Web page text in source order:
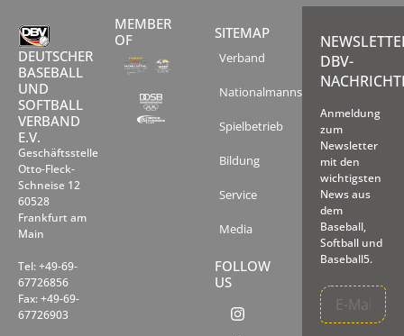
DEUTSCHER
BASEBALL
UND
SOFTBALL
VERBAND
E.V.
Geschäftsstelle
Otto-Fleck-
Schneise 12
60528
Frankfurt am
Main
Tel: +49-69-
67726856
Fax: +49-69-
67726903
MEMBER
OF
SITEMAP
Verband
Nationalmannschaften
Spielbetrieb
Bildung
Service
Media
FOLLOW
US
DBV-
Anmeldung
zum
Newsletter
mit den
wichtigsten
News aus
dem
Baseball,
Softball und
Baseball5.